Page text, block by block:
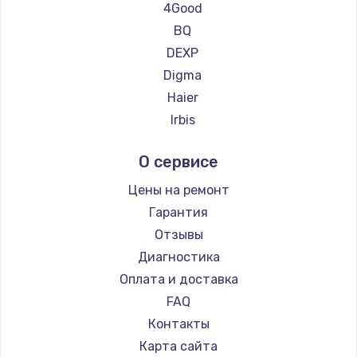
Ремонт платы усилителя
1200 руб.
Заказать
Ремонт платы блока питания
Заказать
Тюнинг динамиков
4900 руб.
Заказать
Ремонт криптомодуля
1100 руб.
Заказать
Ремонт планшетов Teclast
Ремонт планшетов CHUWI
4Good
BQ
DEXP
Digma
Haier
Irbis
Microsoft
BlackView
Amazon
Aquarius
Philips
Dell
HP
Getac
ZTE
О сервисе
Цены на ремонт
Гарантия
Отзывы
Диагностика
Оплата и доставка
FAQ
Контакты
Карта сайта